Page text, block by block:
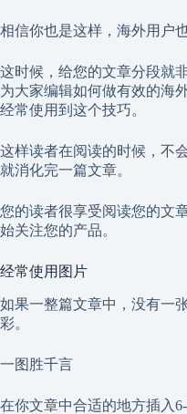
相信你也是这样，海外用户
这时候，给您的文章分段就
为大家编辑如何做有效的海
经常使用到这个技巧。
这样读者在阅读的时候，不
就消化完一篇文章。
您的读者很享受阅读您的文
始关注您的产品。
经常使用图片
如果一整篇文章中，没有一
彩。
一图胜千言
在你文章中合适的地方插入